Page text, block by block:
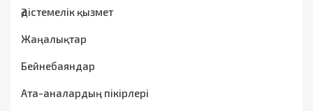
Әдістемелік қызмет
Жаңалықтар
Бейнебаяндар
Ата-аналардың пікірлері